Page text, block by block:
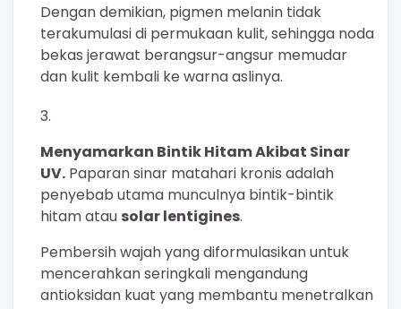
Dengan demikian, pigmen melanin tidak
terakumulasi di permukaan kulit, sehingga noda
bekas jerawat berangsur-angsur memudar
dan kulit kembali ke warna aslinya.
Menyamarkan Bintik Hitam Akibat Sinar
UV. Paparan sinar matahari kronis adalah
penyebab utama munculnya bintik-bintik
hitam atau solar lentigines.
Pembersih wajah yang diformulasikan untuk
mencerahkan seringkali mengandung
antioksidan kuat yang membantu menetralkan